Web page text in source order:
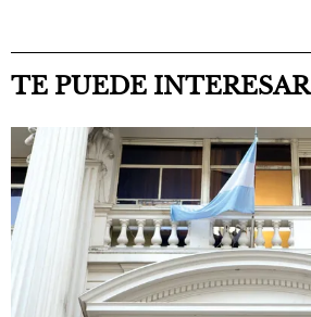
TE PUEDE INTERESAR